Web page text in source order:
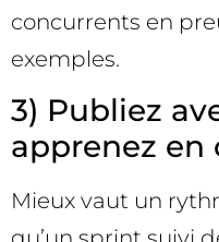
concurrents en
exemples.
3) Publiez
apprenez en
Mieux vaut un